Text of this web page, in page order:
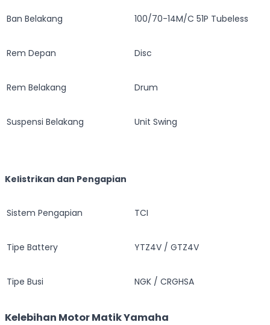
Ban Belakang 100/70-14M/C 51P Tubeless
Rem Depan Disc
Rem Belakang Drum
Suspensi Belakang Unit Swing
Kelistrikan dan Pengapian
Sistem Pengapian TCI
Tipe Battery YTZ4V / GTZ4V
Tipe Busi NGK / CRGHSA
Kelebihan Motor Matik Yamaha